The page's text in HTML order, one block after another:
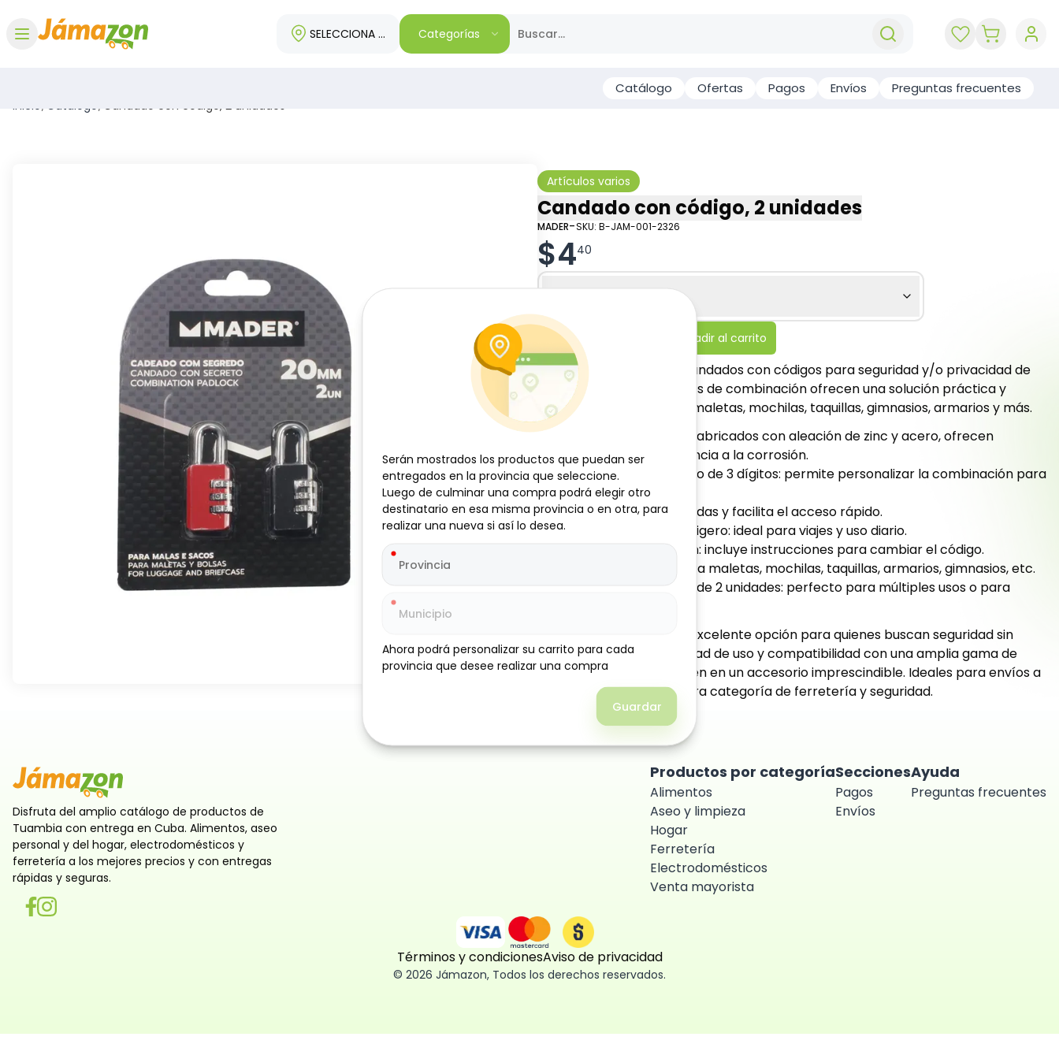
SELECCIONA TU REGIÓNCategorías
Catálogo Ofertas Pagos Envíos Preguntas frecuentes
Inicio/ Catálogo/ Candado con código, 2 unidades
Artículos varios
Candado con código, 2 unidades
MADER-SKU: B-JAM-001-2326
$440
- Añadir al carrito
Set de dos unidades de candados con códigos para seguridad y/o privacidad de
tus bienes. Estos candados de combinación ofrecen una solución práctica y
confiable para proteger maletas, mochilas, taquillas, gimnasios, armarios y más.
Material resistente: fabricados con aleación de zinc y acero, ofrecen
durabilidad y resistencia a la corrosión.
Mecanismo de código de 3 dígitos: permite personalizar la combinación para
mayor seguridad.
Sin llaves: evita pérdidas y facilita el acceso rápido.
Diseño compacto y ligero: ideal para viajes y uso diario.
Fácil reconfiguración: incluye instrucciones para cambiar el código.
Versátiles: aptos para maletas, mochilas, taquillas, armarios, gimnasios, etc.
Presentación en set de 2 unidades: perfecto para múltiples usos o para
Estos candados son una excelente opción para quienes buscan seguridad sin
complicaciones. Su facilidad de uso y compatibilidad con una amplia gama de
aplicaciones los convierten en un accesorio imprescindible. Ideales para envíos a
Cuba, son parte de nuestra categoría de ferretería y seguridad.
Disfruta del amplio catálogo de productos de
Tuambia con entrega en Cuba. Alimentos, aseo
personal y del hogar, electrodomésticos y
ferretería a los mejores precios y con entregas
rápidas y seguras.
Productos por categoría
Alimentos
Aseo y limpieza
Hogar
Ferretería
Electrodomésticos
Venta mayorista
Secciones
Pagos
Envíos
Ayuda
Preguntas frecuentes
Términos y condicionesAviso de privacidad
© 2026 Jámazon, Todos los derechos reservados.
Serán mostrados los productos que puedan ser
entregados en la provincia que seleccione.
Luego de culminar una compra podrá elegir otro
destinatario en esa misma provincia o en otra, para
realizar una nueva si así lo desea.
Ahora podrá personalizar su carrito para cada
provincia que desee realizar una compra
Guardar
Serán mostrados los productos que puedan ser
entregados en la provincia que seleccione.
Luego de culminar una compra podrá elegir otro
destinatario en esa misma provincia o en otra, para
realizar una nueva si así lo desea.
Ahora podrá personalizar su carrito para cada
provincia que desee realizar una compra
Guardar